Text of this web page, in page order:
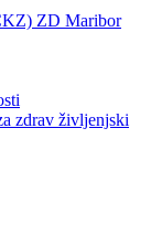
ZD Maribor
zdrav življenjski